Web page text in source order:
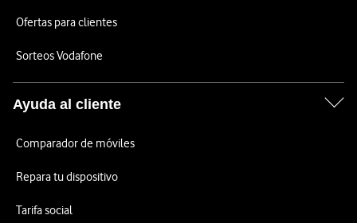
Ofertas para clientes
Sorteos Vodafone
Ayuda al cliente
Comparador de móviles
Repara tu dispositivo
Tarifa social